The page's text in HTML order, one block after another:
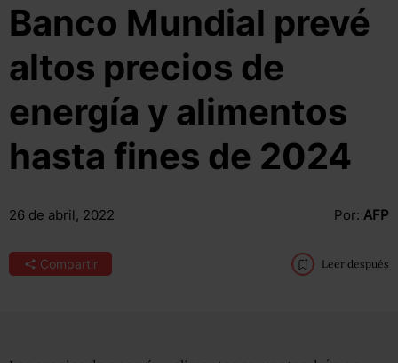
Banco Mundial prevé
altos precios de
energía y alimentos
hasta fines de 2024
26 de abril, 2022 Por: AFP
Compartir Leer después